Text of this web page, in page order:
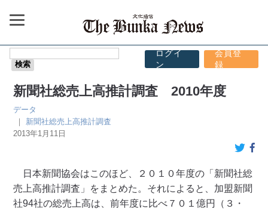
ログイ
ン
会員登
録
新聞社総売上高推計調査 2010年度
データ
｜ 新聞社総売上高推計調査
2013年1月11日
日本新聞協会はこのほど、２０１０年度の「新聞社総
売上高推計調査」をまとめた。それによると、加盟新聞
社94社の総売上高は、前年度に比べ７０１億円（３・